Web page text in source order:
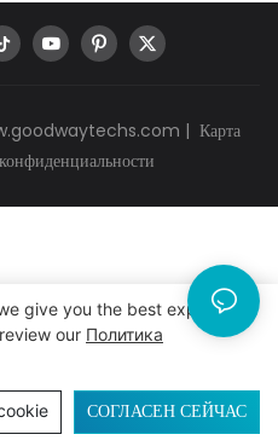
| Карта
give you the best experience
our Политика
СОГЛАСЕН СЕЙЧАС